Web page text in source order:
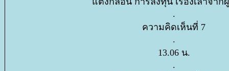
.
ความคิดเห็นที่ 7
.
13.06 น.
.